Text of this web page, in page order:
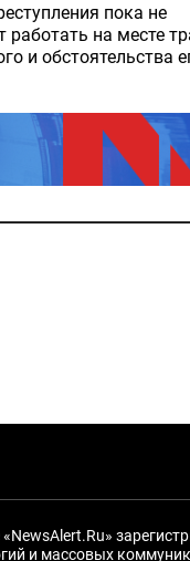
пока не
на месте
и обстоятельства
и массовых